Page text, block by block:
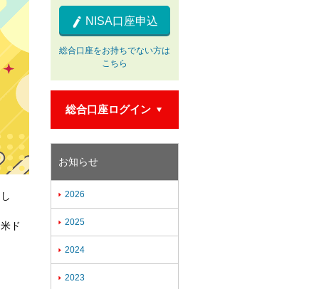
ド
 NISA口座申込
総合口座をお持ちでない方は
こちら
総合口座ログイン
お知らせ
 2026
 2025
 2024
 2023